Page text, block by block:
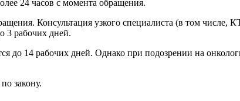
24 часов с момента обращения.
Консультация узкого специалиста (в том
3 рабочих дней.
до 14 рабочих дней. Однако при подозрении на
закону.